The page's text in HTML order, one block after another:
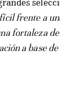
frente a
fortaleza
a base